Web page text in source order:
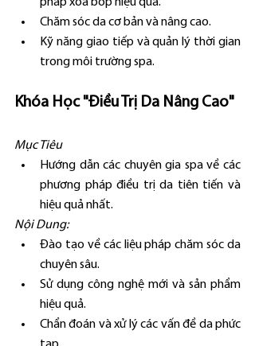
Chăm sóc da cơ bản và nâng cao.
Kỹ năng giao tiếp và quản lý thời gian
trong môi trường spa.
Khóa Học "Điều Trị Da Nâng Cao"
Mục Tiêu
Hướng dẫn các chuyên gia spa về các
phương pháp điều trị da tiên tiến và
hiệu quả nhất.
Nội Dung:
Đào tạo về các liệu pháp chăm sóc da
chuyên sâu.
Sử dụng công nghệ mới và sản phẩm
hiệu quả.
Chẩn đoán và xử lý các vấn đề da phức